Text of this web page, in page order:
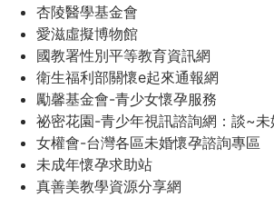
民。
WAGOR
杏陵醫學基金會
愛滋虛擬博物館
國教署性別平等教育資訊網
衛生福利部關懷e起來通報網
勵馨基金會-青少女懷孕服務
祕密花園-青少年視訊諮詢網：談~未
女權會-台灣各區未婚懷孕諮詢專區
未成年懷孕求助站
真善美教學資源分享網